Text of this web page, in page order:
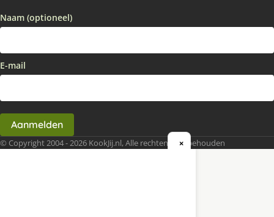
Naam (optioneel)
E-mail
Aanmelden
© Copyright 2004 - 2026 KookJij.nl, Alle rechten voorbehouden
×